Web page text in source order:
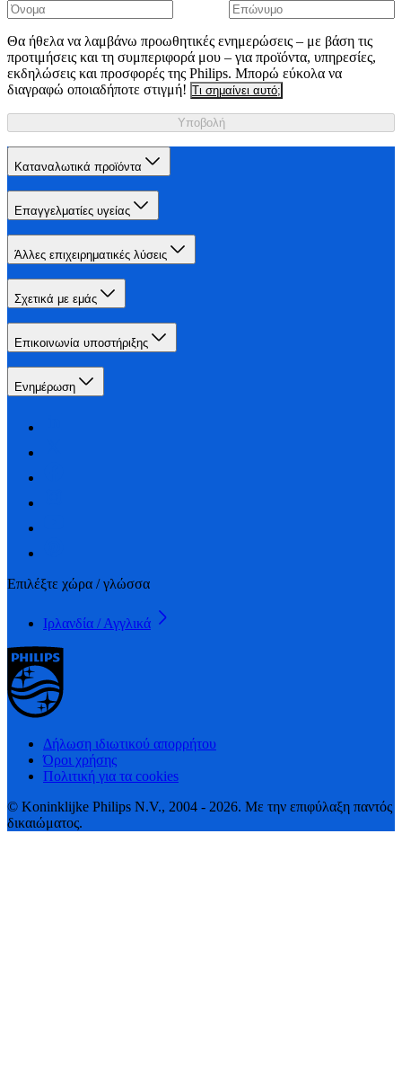
Θα ήθελα να λαμβάνω προωθητικές ενημερώσεις – με βάση τις
προτιμήσεις και τη συμπεριφορά μου – για προϊόντα, υπηρεσίες,
εκδηλώσεις και προσφορές της Philips. Μπορώ εύκολα να
διαγραφώ οποιαδήποτε στιγμή! Τι σημαίνει αυτό;
Υποβολή
Καταναλωτικά προϊόντα
Επαγγελματίες υγείας
Άλλες επιχειρηματικές λύσεις
Σχετικά με εμάς
Επικοινωνία υποστήριξης
Ενημέρωση
Επιλέξτε χώρα / γλώσσα
Ιρλανδία / Αγγλικά
Δήλωση ιδιωτικού απορρήτου
Όροι χρήσης
Πολιτική για τα cookies
© Koninklijke Philips N.V., 2004 - 2026. Με την επιφύλαξη παντός
δικαιώματος.